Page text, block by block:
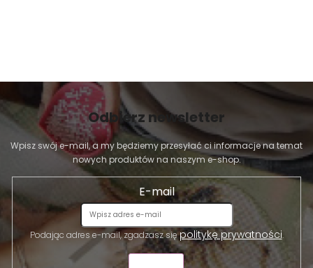
Odbierz newsletter
Wpisz swój e-mail, a my będziemy przesyłać ci informacje na temat
nowych produktów na naszym e-shop.
E-mail
Podając adres e-mail, zgadzasz siępolitykę prywatności.